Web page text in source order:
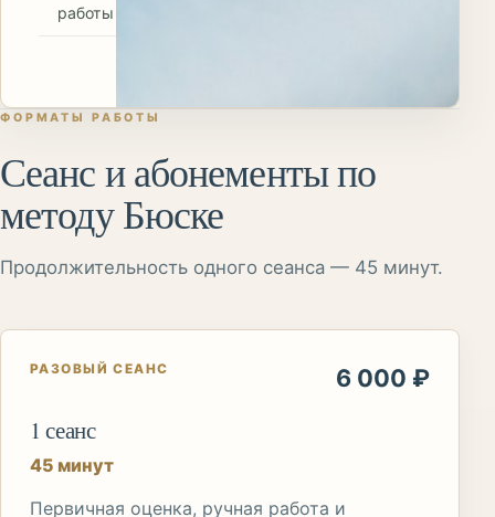
работы
ФОРМАТЫ РАБОТЫ
Сеанс и абонементы по
методу Бюске
Продолжительность одного сеанса — 45 минут.
РАЗОВЫЙ СЕАНС 6 000 ₽
1 сеанс
45 минут
Первичная оценка, ручная работа и